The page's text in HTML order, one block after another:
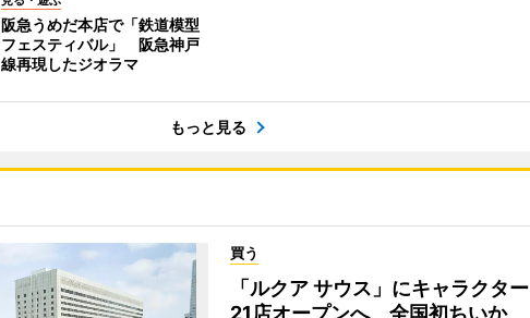
阪急うめだ本店で「鉄道模型
フェスティバル」 阪急神戸
線再現したジオラマ
もっと見る
買う
「ルクア サウス」にキャラクター
21店オープンへ 全国初ちいか